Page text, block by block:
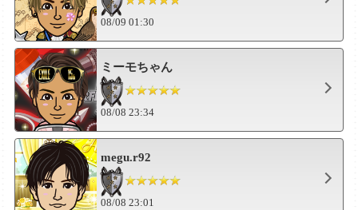
08/09 01:30
ミーモちゃん
08/08 23:34
megu.r92
08/08 23:01